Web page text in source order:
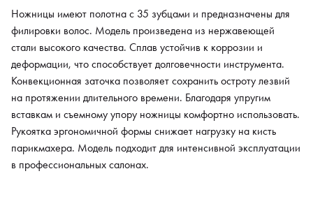
Ножницы имеют полотна с 35 зубцами и предназначены для
филировки волос. Модель произведена из нержавеющей
стали высокого качества. Сплав устойчив к коррозии и
деформации, что способствует долговечности инструмента.
Конвекционная заточка позволяет сохранить остроту лезвий
на протяжении длительного времени. Благодаря упругим
вставкам и съемному упору ножницы комфортно использовать.
Рукоятка эргономичной формы снижает нагрузку на кисть
парикмахера. Модель подходит для интенсивной эксплуатации
в профессиональных салонах.